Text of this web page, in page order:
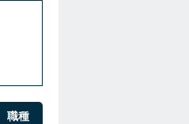
職種